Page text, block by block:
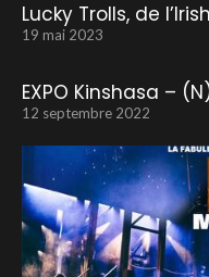
Lucky Trolls, de
19 mai 2023
EXPO Kinshasa –
12 septembre 2022